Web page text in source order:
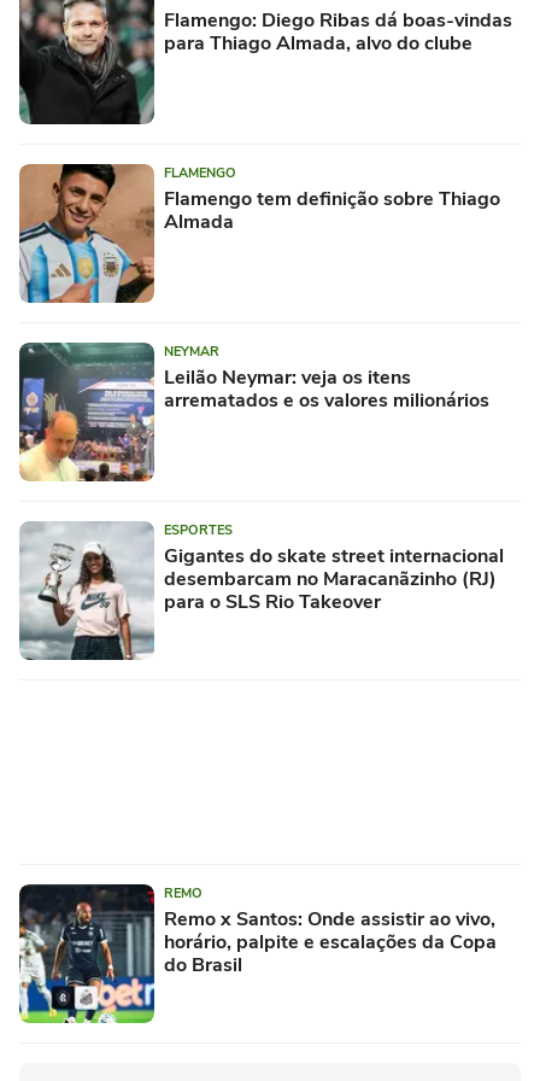
Flamengo: Diego Ribas dá boas-vindas
para Thiago Almada, alvo do clube
FLAMENGO
Flamengo tem definição sobre Thiago
Almada
NEYMAR
Leilão Neymar: veja os itens
arrematados e os valores milionários
ESPORTES
Gigantes do skate street internacional
desembarcam no Maracanãzinho (RJ)
para o SLS Rio Takeover
REMO
Remo x Santos: Onde assistir ao vivo,
horário, palpite e escalações da Copa
do Brasil